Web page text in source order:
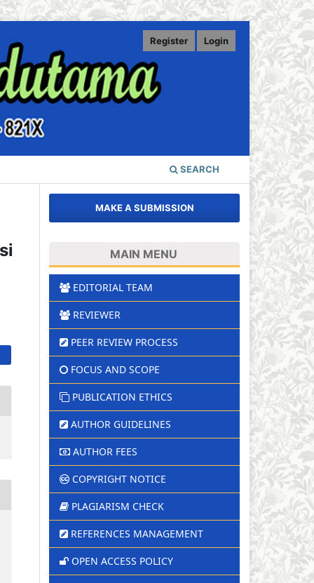
SEARCH
Register Login
MAKE A SUBMISSION
MAIN MENU
EDITORIAL TEAM
REVIEWER
PEER REVIEW PROCESS
FOCUS AND SCOPE
PUBLICATION ETHICS
AUTHOR GUIDELINES
AUTHOR FEES
COPYRIGHT NOTICE
PLAGIARISM CHECK
REFERENCES MANAGEMENT
OPEN ACCESS POLICY